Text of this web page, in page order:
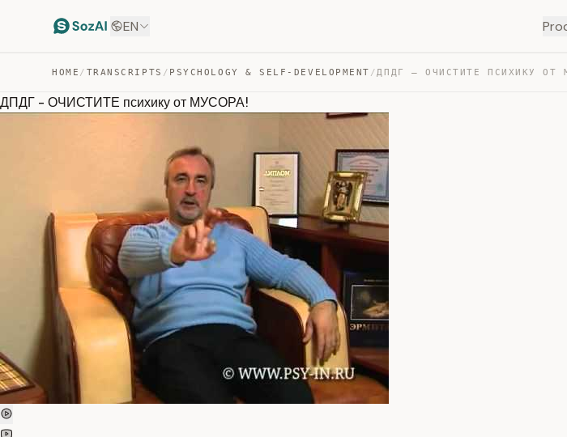
EN
HOME / TRANSCRIPTS / PSYCHOLOGY & SELF-DEVELOPMENT /
ДПДГ - ОЧИСТИТЕ психику от МУСОРА!